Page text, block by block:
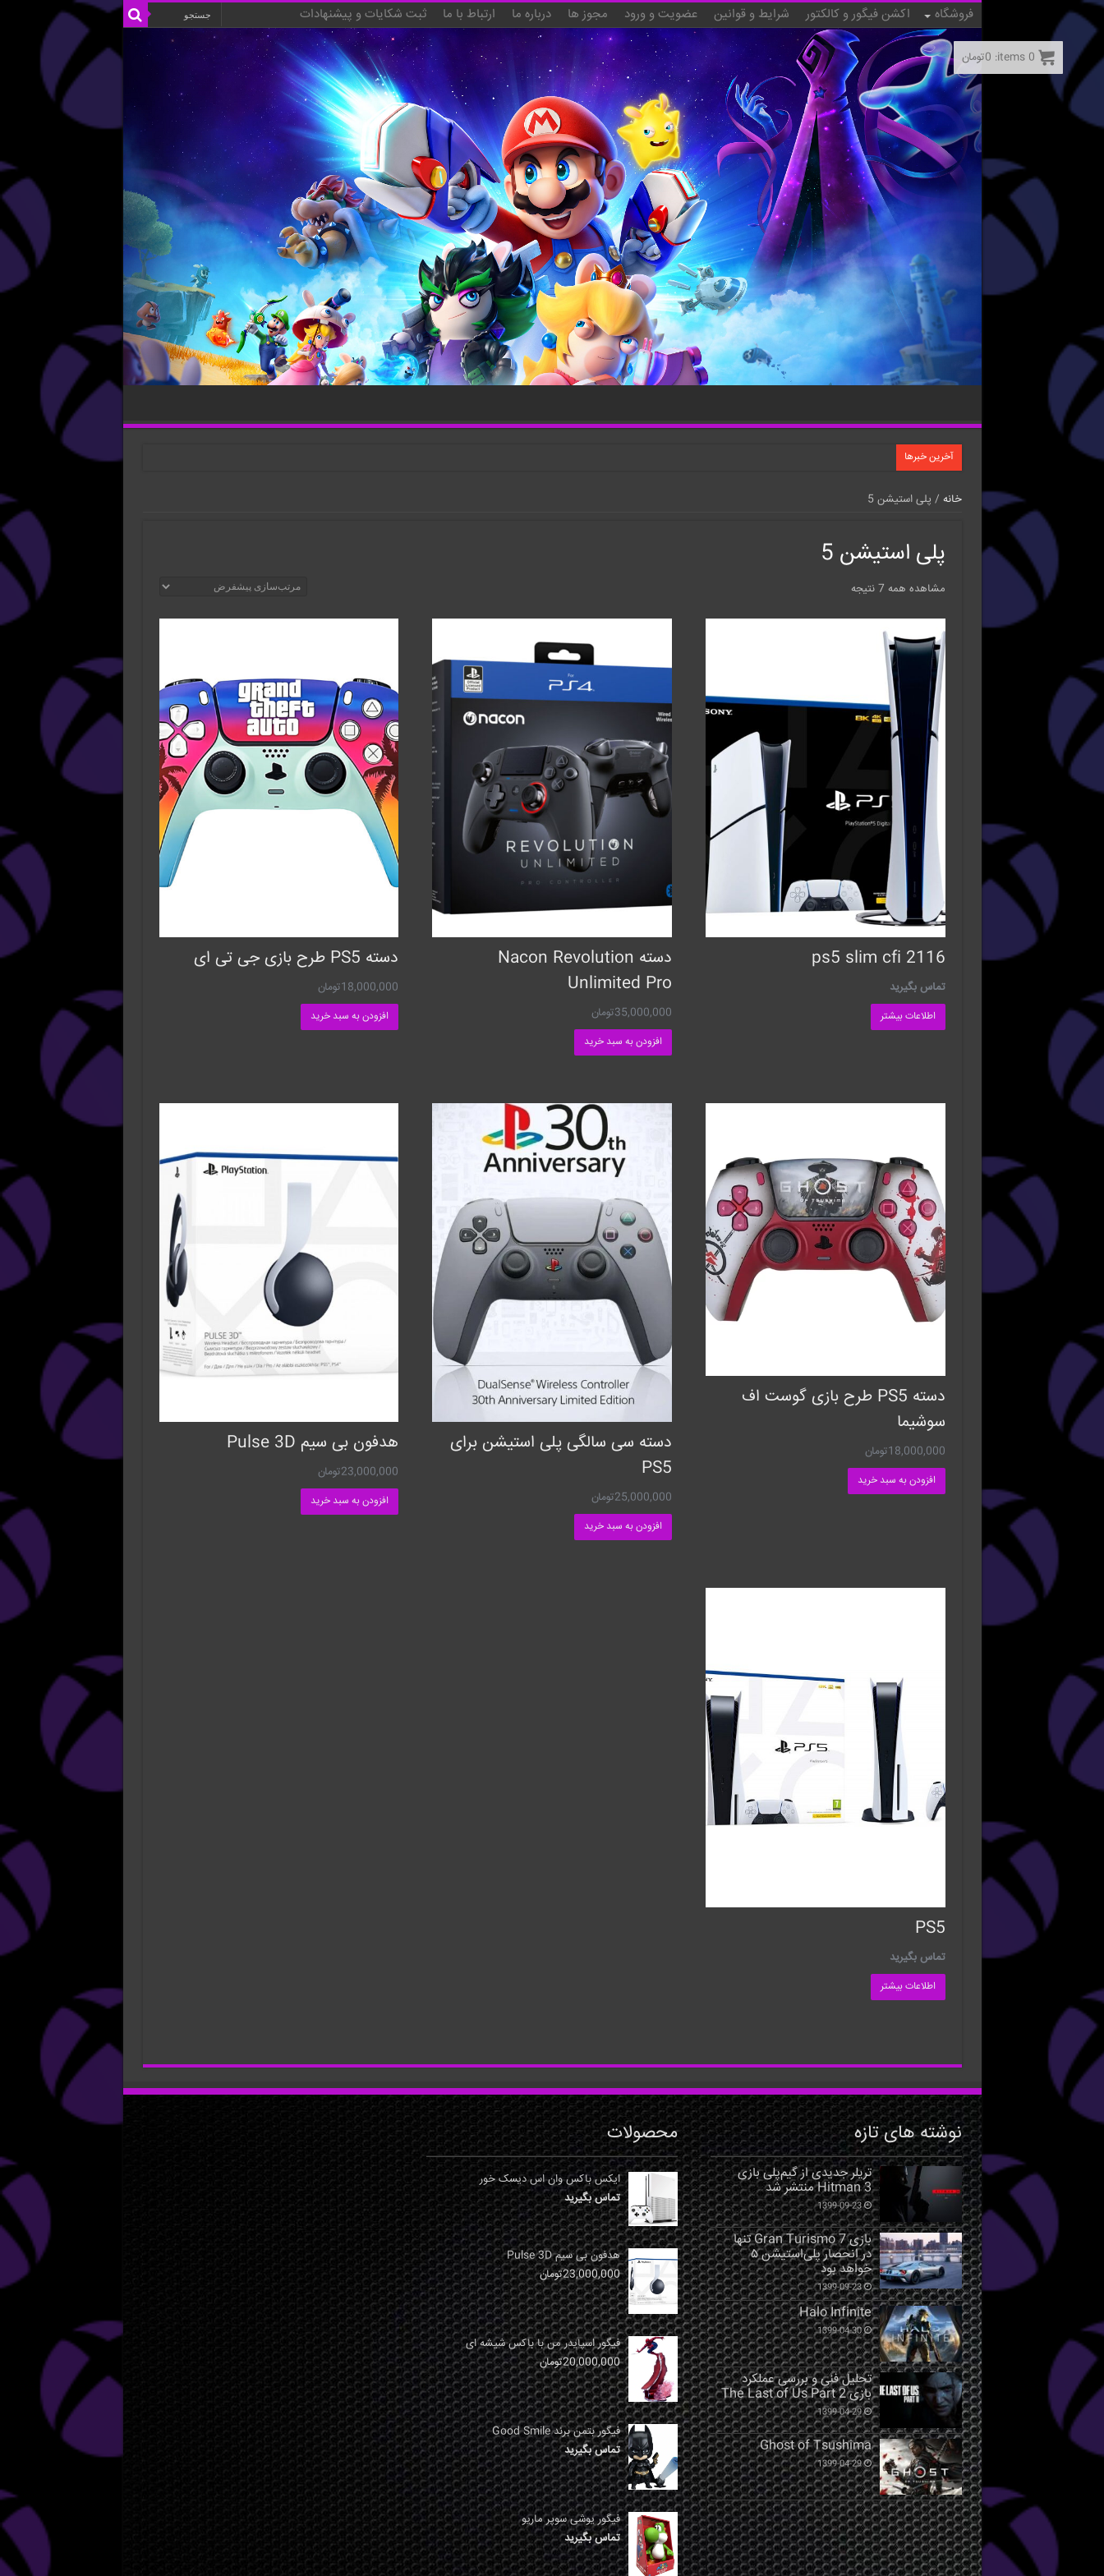
فروشگاه اکشن فیگور و کالکتور شرایط و قوانین عضویت و ورود مجوز ها درباره ما ارتباط با ما ثبت شکایات و پیشنهادات
آخرین خبرها
خانه / پلی استیشن 5
پلی استیشن 5
مشاهده همه 7 نتیجه
ps5 slim cfi 2116
تماس بگیرید
اطلاعات بیشتر
دسته Nacon Revolution
Unlimited Pro
35,000,000تومان
افزودن به سبد خرید
دسته PS5 طرح بازی جی تی ای
18,000,000تومان
افزودن به سبد خرید
دسته PS5 طرح بازی گوست اف
سوشیما
18,000,000تومان
افزودن به سبد خرید
دسته سی سالگی پلی استیشن برای
PS5
25,000,000تومان
افزودن به سبد خرید
هدفون بی سیم Pulse 3D
23,000,000تومان
افزودن به سبد خرید
PS5
تماس بگیرید
اطلاعات بیشتر
نوشته های تازه
تریلر جدیدی از گیم‌پلی بازی
Hitman 3 منتشر شد
1399-09-23
بازی Gran Turismo 7 تنها
در انحصار پلی‌استیشن ۵
خواهد بود
1399-09-23
Halo Infinite
1399-04-30
تحلیل فنی و بررسی عملکرد
بازی The Last of Us Part 2
1399-04-29
Ghost of Tsushima
1399-04-29
محصولات
ایکس باکس وان اس دیسک خور
تماس بگیرید
هدفون بی سیم Pulse 3D
23,000,000تومان
فیگور اسپایدر من با باکس شیشه ای
20,000,000تومان
فیگور بتمن برند Good Smile
تماس بگیرید
فیگور یوشی سوپر ماریو
تماس بگیرید
0
items:
0تومان